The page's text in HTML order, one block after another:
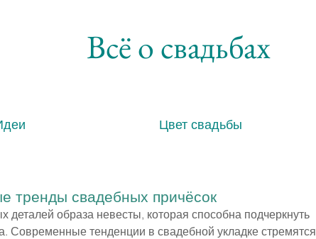
Всё о свадьбах
Цвет свадьбы
тренды свадебных причёсок
образа невесты, которая способна подчеркнуть
Современные тенденции в свадебной укладке стремятся